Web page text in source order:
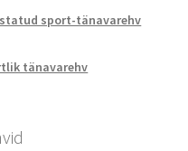
sport-tänavarehv
tänavarehv